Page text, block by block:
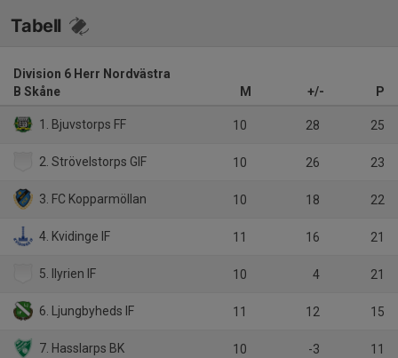
Tabell
Division 6 Herr Nordvästra
B Skåne
M +/- P
1. Bjuvstorps FF 10 28 25
2. Strövelstorps GIF 10 26 23
3. FC Kopparmöllan 10 18 22
4. Kvidinge IF 11 16 21
5. Ilyrien IF 10 4 21
6. Ljungbyheds IF 11 12 15
7. Hasslarps BK 10 -3 11